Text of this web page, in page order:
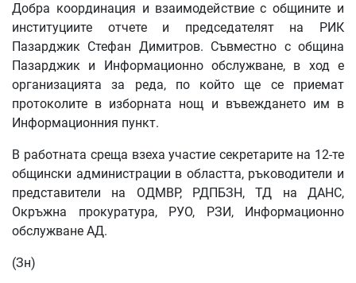
Добра координация и взаимодействие с общините и
институциите отчете и председателят на РИК
Пазарджик Стефан Димитров. Съвместно с община
Пазарджик и Информационно обслужване, в ход е
организацията за реда, по който ще се приемат
протоколите в изборната нощ и въвеждането им в
Информационния пункт.
В работната среща взеха участие секретарите на 12-те
общински администрации в областта, ръководители и
представители на ОДМВР, РДПБЗН, ТД на ДАНС,
Окръжна прокуратура, РУО, РЗИ, Информационно
обслужване АД.
(Зн)